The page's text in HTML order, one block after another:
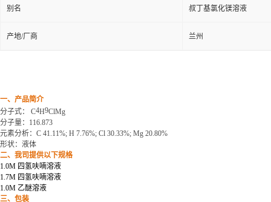
别名 叔丁基氯化镁溶液
产地/厂商 兰州
一、产品简介
分子式：
C4H9ClMg
分子量： 116.873
元素分析： C 41.11%; H 7.76%; Cl 30.33%; Mg 20.80%
形状：液体
二、我司提供以下规格
1.0M 四氢呋喃溶液
1.7M 四氢呋喃溶液
1.0M 乙醚溶液
三、包装